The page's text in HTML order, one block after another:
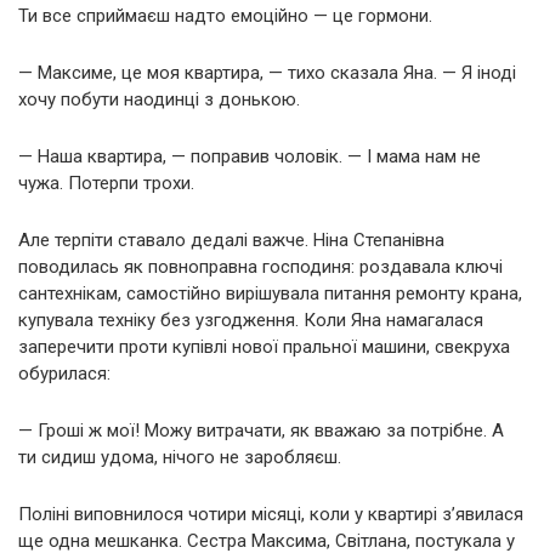
Ти все сприймаєш надто емоційно — це гормони.
— Максиме, це моя квартира, — тихо сказала Яна. — Я іноді
хочу побути наодинці з донькою.
— Наша квартира, — поправив чоловік. — І мама нам не
чужа. Потерпи трохи.
Але терпіти ставало дедалі важче. Ніна Степанівна
поводилась як повноправна господиня: роздавала ключі
сантехнікам, самостійно вирішувала питання ремонту крана,
купувала техніку без узгодження. Коли Яна намагалася
заперечити проти купівлі нової пральної машини, свекруха
обурилася:
— Гроші ж мої! Можу витрачати, як вважаю за потрібне. А
ти сидиш удома, нічого не заробляєш.
Поліні виповнилося чотири місяці, коли у квартирі з’явилася
ще одна мешканка. Сестра Максима, Світлана, постукала у